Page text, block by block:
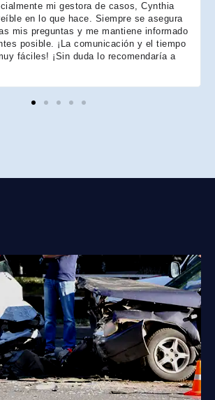
mi gestora de casos, Cynthia
en lo que hace. Siempre se asegura
mis preguntas y me mantiene informado
posible. ¡La comunicación y el tiempo
fáciles! ¡Sin duda lo recomendaría a